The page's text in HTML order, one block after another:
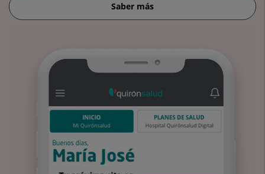
Saber más